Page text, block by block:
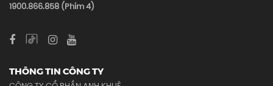
1900.866.858 (Phím 4)
THÔNG TIN CÔNG TY